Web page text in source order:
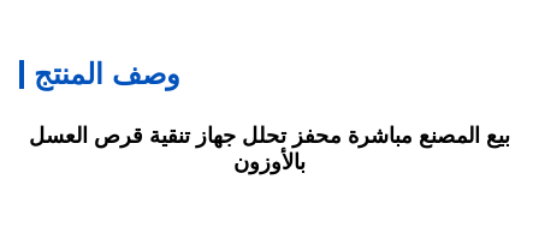
وصف المنتج
بيع المصنع مباشرة محفز تحلل جهاز تنقية قرص العسل
بالأوزون